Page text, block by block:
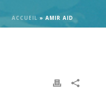
ACCUEIL » AMIR AID